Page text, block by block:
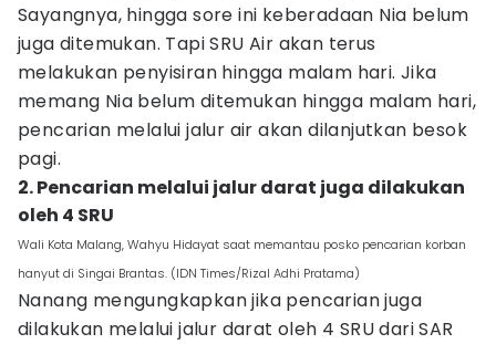
Sayangnya, hingga sore ini keberadaan Nia belum
juga ditemukan. Tapi SRU Air akan terus
melakukan penyisiran hingga malam hari. Jika
memang Nia belum ditemukan hingga malam hari,
pencarian melalui jalur air akan dilanjutkan besok
pagi.
2. Pencarian melalui jalur darat juga dilakukan
oleh 4 SRU
Wali Kota Malang, Wahyu Hidayat saat memantau posko pencarian korban
hanyut di Singai Brantas. (IDN Times/Rizal Adhi Pratama)
Nanang mengungkapkan jika pencarian juga
dilakukan melalui jalur darat oleh 4 SRU dari SAR